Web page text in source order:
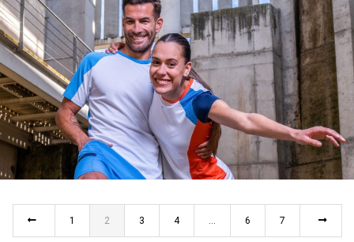
SIUX
PHOTOSHOOTING
1 2 3 4 6 7